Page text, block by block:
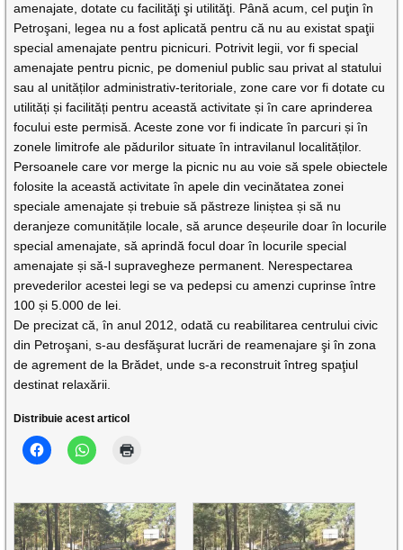
amenajate, dotate cu facilităţi şi utilităţi. Până acum, cel puţin în
Petroşani, legea nu a fost aplicată pentru că nu au existat spaţii
special amenajate pentru picnicuri. Potrivit legii, vor fi special
amenajate pentru picnic, pe domeniul public sau privat al statului
sau al unităților administrativ-teritoriale, zone care vor fi dotate cu
utilități și facilități pentru această activitate și în care aprinderea
focului este permisă. Aceste zone vor fi indicate în parcuri și în
zonele limitrofe ale pădurilor situate în intravilanul localităților.
Persoanele care vor merge la picnic nu au voie să spele obiectele
folosite la această activitate în apele din vecinătatea zonei
speciale amenajate și trebuie să păstreze liniștea și să nu
deranjeze comunitățile locale, să arunce deșeurile doar în locurile
special amenajate, să aprindă focul doar în locurile special
amenajate și să-l supravegheze permanent. Nerespectarea
prevederilor acestei legi se va pedepsi cu amenzi cuprinse între
100 și 5.000 de lei.
De precizat că, în anul 2012, odată cu reabilitarea centrului civic
din Petroşani, s-au desfăşurat lucrări de reamenajare şi în zona
de agrement de la Brădet, unde s-a reconstruit întreg spaţiul
destinat relaxării.
Distribuie acest articol